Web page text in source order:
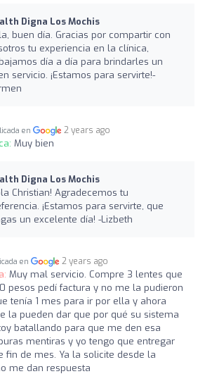
Digna Los Mochis
buen día. Gracias por compartir con
tu experiencia en la clínica,
día a día para brindarles un
servicio. ¡Estamos para servirte!-
en 2 years ago
Muy bien
Digna Los Mochis
Christian! Agradecemos tu
¡Estamos para servirte, que
un excelente día! -Lizbeth
en 2 years ago
Muy mal servicio. Compre 3 lentes que
pesos pedí factura y no me la pudieron
tenía 1 mes para ir por ella y ahora
la pueden dar que por qué su sistema
batallando para que me den esa
mentiras y yo tengo que entregar
fin de mes. Ya la solicite desde la
me dan respuesta